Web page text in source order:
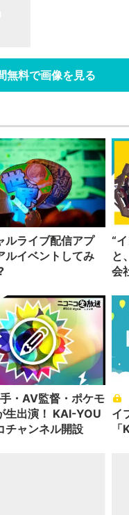
無料で画像を見る
ルライブ配信アプ
ルイベントしてみ
“
と
会
生出演！ KAI-YOU
チャンネル開設
イ